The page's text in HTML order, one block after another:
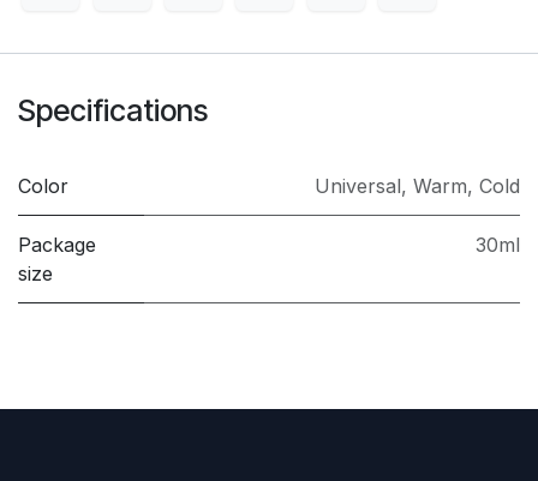
Specifications
Color Universal, Warm, Cold
Package
size
30ml